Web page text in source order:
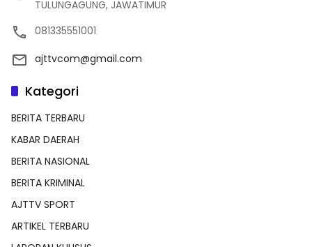
TULUNGAGUNG, JAWATIMUR
081335551001
ajttvcom@gmail.com
Kategori
BERITA TERBARU
KABAR DAERAH
BERITA NASIONAL
BERITA KRIMINAL
AJTTV SPORT
ARTIKEL TERBARU